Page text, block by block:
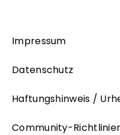
Impressum
Datenschutz
Haftungshinweis /
Community-